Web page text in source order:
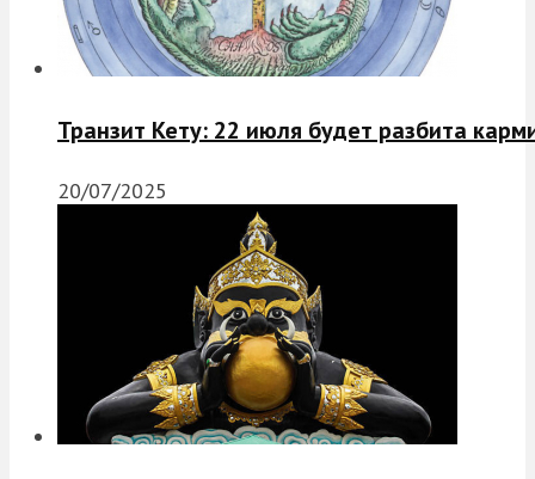
Транзит Кету: 22 июля будет разбита
20/07/2025